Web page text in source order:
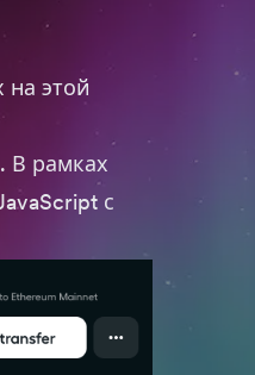
на этой
. В рамках
с